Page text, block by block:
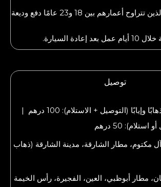
يُطلب من العملاء الذين تتراوح أعمارهم بين 18 و23 عامًا دفع وديعة
السيارة.
توصيل
الرحلة ذهابًا وإيابًا (التوصيل + الاستلام): 100 درهم |
50 درهم
مكتوم، مطار الشارقة، مدينة الشارقة (ذهاب
مطار أبوظبي، العين، الفجيرة، رأس الخيمة